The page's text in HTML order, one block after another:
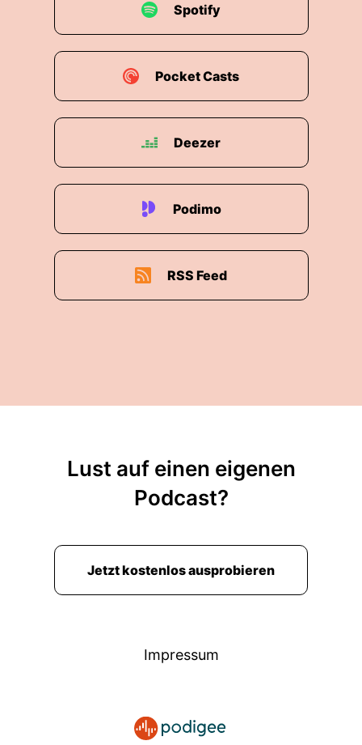
Spotify
Pocket Casts
Deezer
Podimo
RSS Feed
Lust auf einen eigenen
Podcast?
Jetzt kostenlos ausprobieren
Impressum